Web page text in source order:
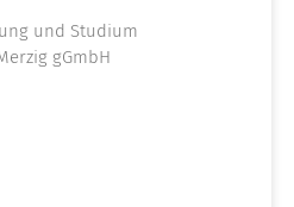
und Studium
gGmbH